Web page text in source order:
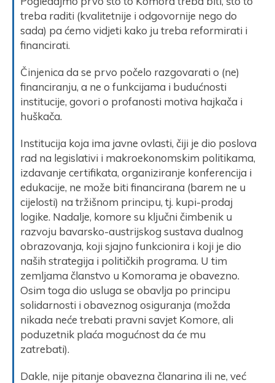
treba raditi (kvalitetnije i odgovornije nego do
sada) pa ćemo vidjeti kako ju treba reformirati i
financirati.
Činjenica da se prvo počelo razgovarati o (ne)
financiranju, a ne o funkcijama i budućnosti
institucije, govori o profanosti motiva hajkača i
huškača.
Institucija koja ima javne ovlasti, čiji je dio poslova
rad na legislativi i makroekonomskim politikama,
izdavanje certifikata, organiziranje konferencija i
edukacije, ne može biti financirana (barem ne u
cijelosti) na tržišnom principu, tj. kupi-prodaj
logike. Nadalje, komore su ključni čimbenik u
razvoju bavarsko-austrijskog sustava dualnog
obrazovanja, koji sjajno funkcionira i koji je dio
naših strategija i političkih programa. U tim
zemljama članstvo u Komorama je obavezno.
Osim toga dio usluga se obavlja po principu
solidarnosti i obaveznog osiguranja (možda
nikada neće trebati pravni savjet Komore, ali
poduzetnik plaća mogućnost da će mu
zatrebati).
Dakle, nije pitanje obavezna članarina ili ne, već